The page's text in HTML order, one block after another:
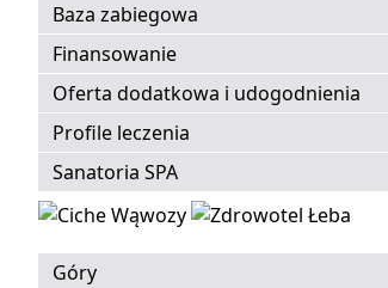
Baza zabiegowa
Finansowanie
Oferta dodatkowa i udogodnienia
Profile leczenia
Sanatoria SPA
Góry